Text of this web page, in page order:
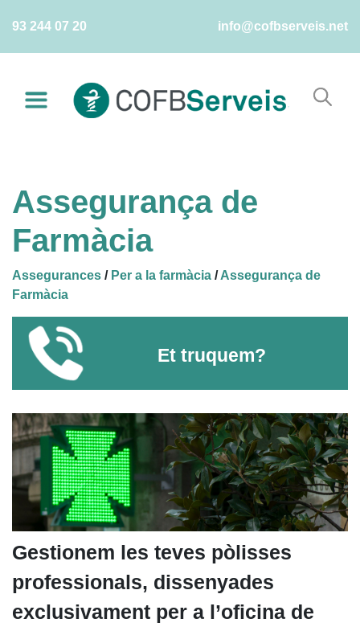
93 244 07 20 info@cofbserveis.net
Assegurança de
Farmàcia
Assegurances / Per a la farmàcia /Assegurança de
Farmàcia
Et truquem?
Gestionem les teves pòlisses
professionals, dissenyades
exclusivament per a l’oficina de